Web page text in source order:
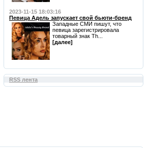
2023-11-15 18:03:16
Певица Адель запускает свой бьюти-бренд
Западные СМИ пишут, что
певица зарегистрировала
товарный знак Th...
[далее]
RSS лента